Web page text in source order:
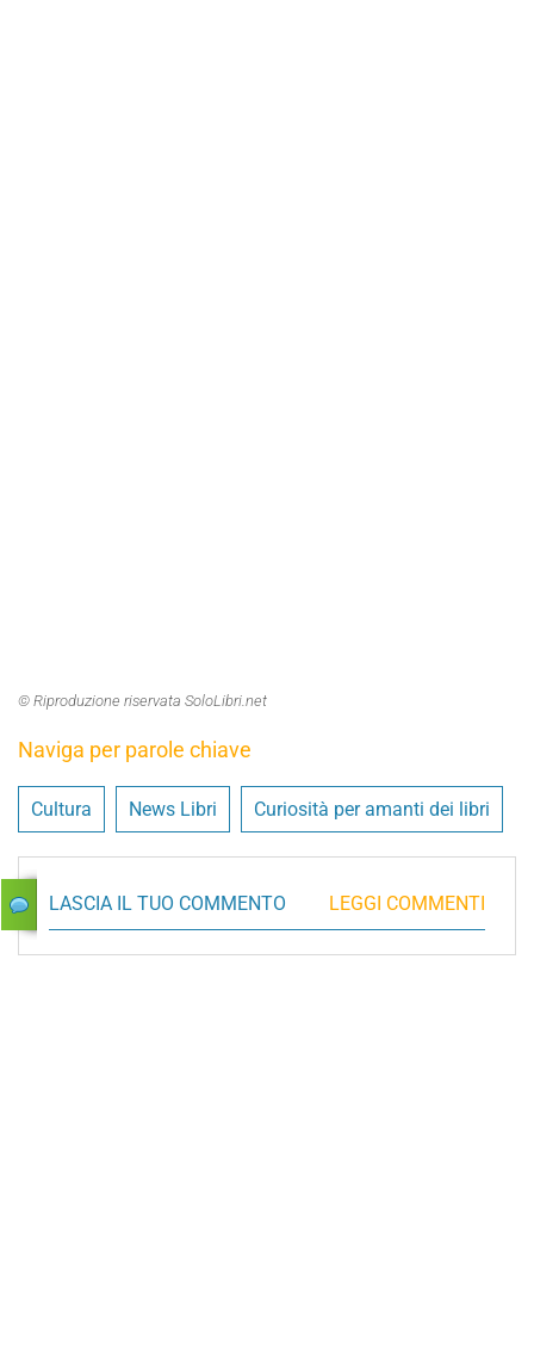
© Riproduzione riservata SoloLibri.net
Naviga per parole chiave
Cultura News Libri Curiosità per amanti dei libri
LASCIA IL TUO COMMENTO LEGGI COMMENTI